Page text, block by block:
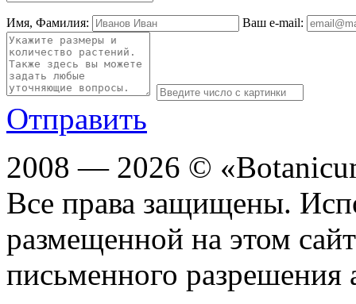
Имя, Фамилия: Ваш e-mail:
Отправить
2008 — 2026 ©
Все права защищены.
размещенной на этом
письменного разрешения